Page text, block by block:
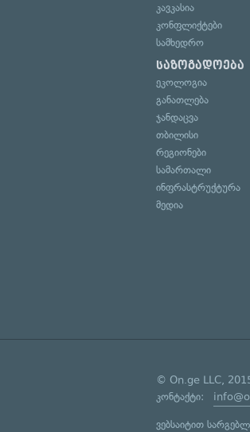
კავკასია
კონფლიქტები
სამხედრო
საზოგადოება
ეკოლოგია
განათლება
ჯანდაცვა
თბილისი
რეგიონები
სამართალი
ინფრასტრუქტურა
მედია
© On.ge LLC,
კონტაქტი:
ვებსაიტით